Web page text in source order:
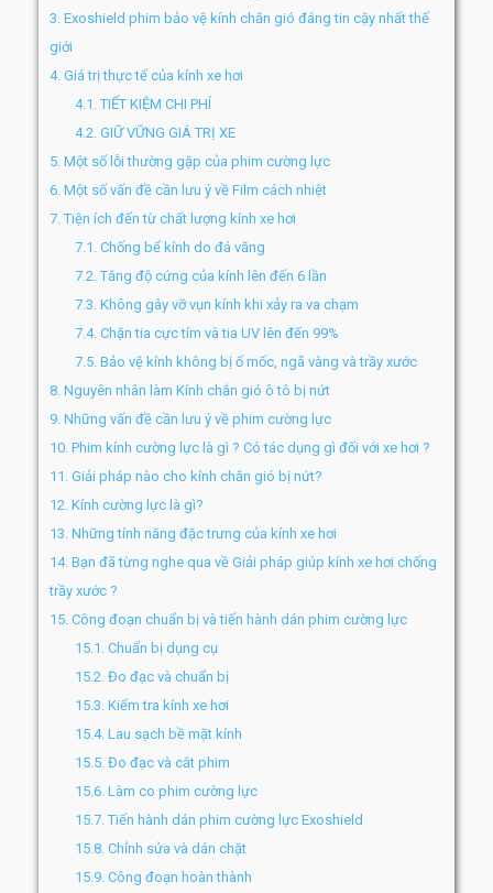
3. Exoshield phim bảo vệ kính chắn gió đáng tin cậy nhất thế
giới
4. Giá trị thực tế của kính xe hơi
4.1.TIẾT KIỆM CHI PHÍ
4.2. GIỮ VỮNG GIÁ TRỊ XE
5. Một số lỗi thường gặp của phim cường lực
6. Một số vấn đề cần lưu ý về Film cách nhiệt
7.Tiện ích đến từ chất lượng kính xe hơi
7.1. Chống bể kính do đá văng
7.2.Tăng độ cứng của kính lên đến 6 lần
7.3. Không gây vỡ vụn kính khi xảy ra va chạm
7.4. Chặn tia cực tím và tia UV lên đến 99%
7.5. Bảo vệ kính không bị ố mốc, ngã vàng và trầy xước
8. Nguyên nhân làm Kính chắn gió ô tô bị nứt
9. Những vấn đề cần lưu ý về phim cường lực
10. Phim kính cường lực là gì ? Có tác dụng gì đối với xe hơi ?
11. Giải pháp nào cho kính chắn gió bị nứt?
12. Kính cường lực là gì?
13. Những tính năng đặc trưng của kính xe hơi
14. Bạn đã từng nghe qua về Giải pháp giúp kính xe hơi chống
trầy xước ?
15. Công đoạn chuẩn bị và tiến hành dán phim cường lực
15.1. Chuẩn bị dụng cụ
15.2. Đo đạc và chuẩn bị
15.3. Kiểm tra kính xe hơi
15.4. Lau sạch bề mặt kính
15.5. Đo đạc và cắt phim
15.6. Làm co phim cường lực
15.7.Tiến hành dán phim cường lực Exoshield
15.8. Chỉnh sửa và dán chặt
15.9. Công đoạn hoàn thành